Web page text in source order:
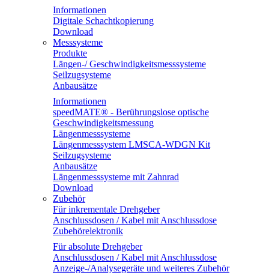
Informationen
Digitale Schachtkopierung
Download
Messsysteme
Produkte
Längen-/ Geschwindigkeitsmesssysteme
Seilzugsysteme
Anbausätze
Informationen
speedMATE® - Berührungslose optische
Geschwindigkeitsmessung
Längenmesssysteme
Längenmesssystem LMSCA-WDGN Kit
Seilzugsysteme
Anbausätze
Längenmesssysteme mit Zahnrad
Download
Zubehör
Für inkrementale Drehgeber
Anschlussdosen / Kabel mit Anschlussdose
Zubehörelektronik
Für absolute Drehgeber
Anschlussdosen / Kabel mit Anschlussdose
Anzeige-/Analysegeräte und weiteres Zubehör